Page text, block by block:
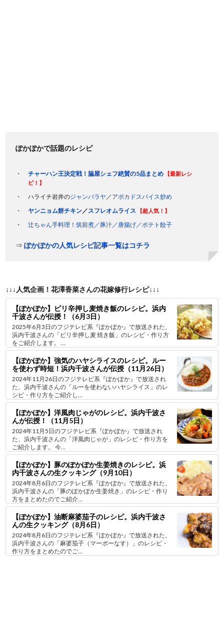
ぽかぽかで話題のレシピ
チャーハン王決定戦！脇屋シェフ絶賛の5品まとめ
【最新レシ
ピ！】
ハライチ岩井のジャンバラヤ ／ アボカドスパイス炒め
ヤンニョム餅チキン／スフレオムライス 【超人気！】
辻ちゃん手料理！筑前煮／豚汁／唐揚げ／ポテト餃子
⇒ぽかぽかの人気レシピ記事一覧はコチラ
↓↓↓人気企画！花澤香菜さんの花嫁修行レシピ↓↓↓
【ぽかぽか】ピリ辛押し麦焼き飯のレシピ。浜内
千波さんが伝授！（6月3日）
2025年6月3日のフジテレビ系『ぽかぽか』で放送された、
浜内千波さんの「ピリ辛押し麦 焼き飯」のレシピ・作り方
をご紹介します。 ...
【ぽかぽか】強気のハヤシライスのレシピ。ルー
を使わず時短！浜内千波さんが伝授（11月26日）
2024年11月26日のフジテレビ系『ぽかぽか』で放送され
た、浜内千波さんの「ルーを使わないハヤシライス」のレ
シピ・作り方をご紹介し...
【ぽかぽか】洋風肉じゃがのレシピ。浜内千波さ
んが伝授！（11月5日）
2024年11月5日のフジテレビ系『ぽかぽか』で放送され
た、浜内千波さんの「洋風肉じゃが」のレシピ・作り方を
ご紹介します。 今...
【ぽかぽか】豚のぽかぽか生姜焼きのレシピ。浜
内千波さんの生クッキング（9月10日）
2024年8月6日のフジテレビ系『ぽかぽか』で放送された、
浜内千波さんの「豚のぽかぽか生姜焼き」のレシピ・作り
方をまとめたのでご紹介...
【ぽかぽか】油断麻婆茄子のレシピ。浜内千波さ
んの生クッキング（8月6日）
2024年8月6日のフジテレビ系『ぽかぽか』で放送された、
浜内千波さんの「麻婆茄子（マーボーなす）」のレシピ・
作り方をまとめたのでご...